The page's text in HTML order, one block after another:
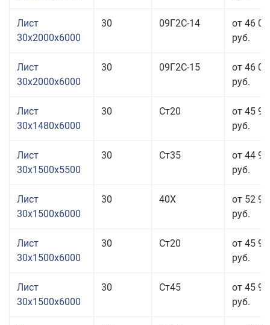
Лист
30x2000x6000
30 09Г2С-14
от 46
руб.
Лист
30x2000x6000
30 09Г2С-15
от 46
руб.
Лист
30x1480x6000
30 Ст20
от 45
руб.
Лист
30x1500x5500
30 Ст35
от 44
руб.
Лист
30x1500x6000
30 40Х
от 52
руб.
Лист
30x1500x6000
30 Ст20
от 45
руб.
Лист
30x1500x6000
30 Ст45
от 45
руб.